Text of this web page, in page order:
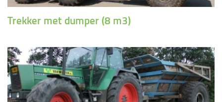
Trekker met dumper (8 m3)